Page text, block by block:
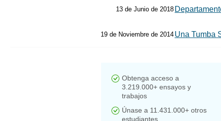
13 de Junio de 2018
19 de Noviembre de 2014 Una Tumba
Obtenga acceso a
3.219.000+ ensayos y
trabajos
Únase a 11.431.000+ otros
estudiantes